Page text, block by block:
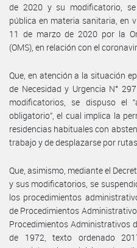
de 2020 y su modificatorio,
pública en materia sanitaria, en
11 de marzo de 2020 por la
(OMS), en relación con el
Que, en atención a la situación
de Necesidad y Urgencia N°
modificatorios, se dispuso el
obligatorio”, el cual implica la
residencias habituales con
trabajo y de desplazarse por
Que, asimismo, mediante el
y sus modificatorios, se
los procedimientos
de Procedimientos
Procedimientos Administrativos
de 1972, texto ordenado